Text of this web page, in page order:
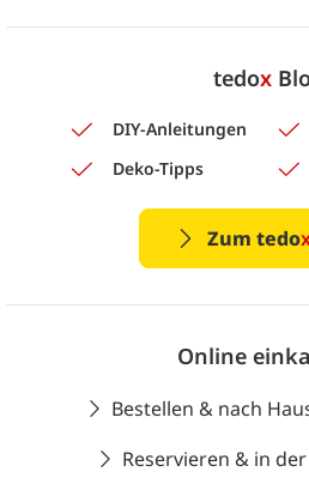
tedox
DIY-Anleitungen
Deko-Tipps
Zum tedo
Online
Bestellen & nach
Reservieren & in